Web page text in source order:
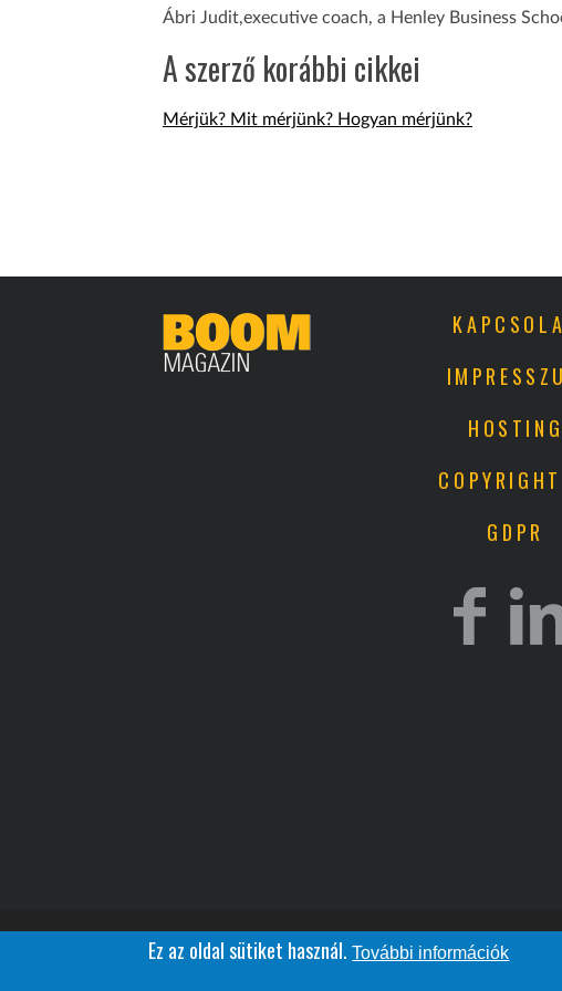
Ábri Judit,executive coach, a Henley Business
A szerző korábbi cikkei
Mérjük? Mit mérjünk? Hogyan mérjünk?
HOSTING
GDPR
Ez az oldal sütiket használ. További információk